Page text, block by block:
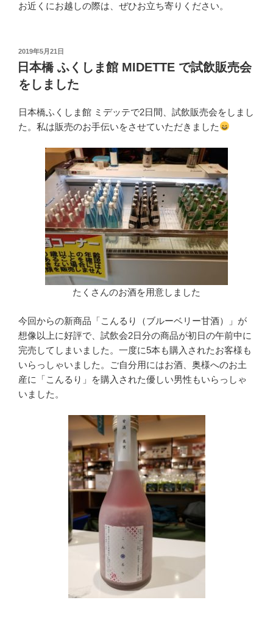
お近くにお越しの際は、ぜひお立ち寄りください。
投
稿
日:
2019年5月21日
日本橋 ふくしま館 MIDETTE で試飲販売会
をしました
日本橋ふくしま館 ミデッテで2日間、試飲販売会をしまし
た。私は販売のお手伝いをさせていただきました
たくさんのお酒を用意しました
今回からの新商品「こんるり（ブルーベリー甘酒）」が
想像以上に好評で、試飲会2日分の商品が初日の午前中に
完売してしまいました。一度に5本も購入されたお客様も
いらっしゃいました。ご自分用にはお酒、奥様へのお土
産に「こんるり」を購入された優しい男性もいらっしゃ
いました。